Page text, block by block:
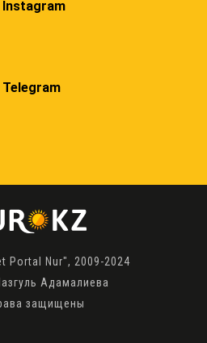
Instagram
Telegram
Portal Nur", 2009-2024
Адамалиева
защищены